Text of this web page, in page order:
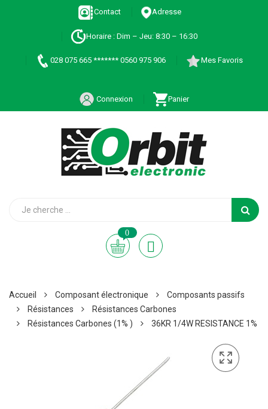
Contact Adresse
Horaire : Dim – Jeu: 8:30 – 16:30
028 075 665 ******* 0560 975 906 Mes Favoris
Connexion Panier
0
Accueil Composant électronique
Composants passifs
Résistances
Résistances Carbones
Résistances Carbones (1% )
36KR 1/4W RESISTANCE 1%